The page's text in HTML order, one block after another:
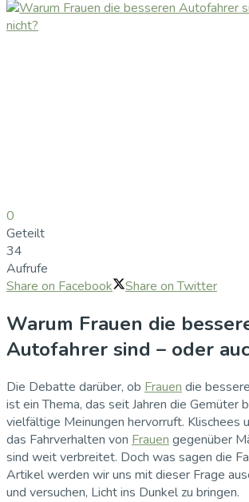
0
Geteilt
34
Aufrufe
Share on Facebook
Share on Twitter
Warum Frauen die
Autofahrer sind – oder
Die Debatte darüber, ob Frauen die
ist ein Thema, das seit Jahren die Gemüter
vielfältige Meinungen hervorruft. Klischees
das Fahrverhalten von Frauen gegenüber
sind weit verbreitet. Doch was sagen die
Artikel werden wir uns mit dieser Frage
und versuchen, Licht ins Dunkel zu bringen.